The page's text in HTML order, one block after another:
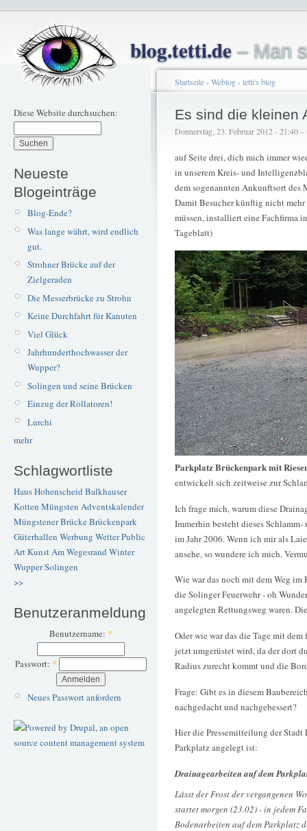
blog.tetti.de– Man
Diese Website durchsuchen:
Neueste
Blogeinträge
Blog-Ende?
Was lange währt, wird endlich
gut.
Strohner Brücke auf der
Zielgeraden
Die Messerbrücke zu Strohn
Keine Durchfahrt für Kanuten
Viel Glück
Jahrhunderthochwasser der
Wupper?
Solingen und seine Brücken
Einzug der Rollatoren!
Lurchi
mehr
Schlagwortliste
Haus Hohenscheid Balkhauser
Kotten Müngsten Adventskalender
Müngstener BrückeBrückenpark
Güterhallen Werbung WetterPublic
ArtKunstAm Wegesrand Winter
WupperSolingen
>>
Benutzeranmeldung
Benutzername: *
Passwort: *
Neues Passwort anfordern
Startseite› Weblog› tetti's blog
Es sind die kleinen
Donnerstag, 23. Februar 2012 - 21:40 –
auf Seite drei, dich mich immer
in unserem Kreis- und
dem sogenannten Ankunftsort
Damit Besucher künftig nicht
müssen, installiert eine Fachfirma
Tageblatt)
Parkplatz Brückenpark mit
entwickelt sich zeitweise zur
Ich frage mich, warum diese
Immerhin besteht dieses
im Jahr 2006. Wenn ich mir als
ansehe, so wundere ich mich.
Wie war das noch mit dem Weg
die Solinger Feuerwehr - oh
angelegten Rettungsweg waren.
Oder wie war das die Tage mit
jetzt umgerüstet wird, da der dort
Radius zurecht kommt und die
Frage: Gibt es in diesem
nachgedacht und nachgebessert?
Hier die Pressemitteilung der
Parkplatz angelegt ist:
Drainagearbeiten auf dem
Lässt der Frost der vergangenen
startet morgen (23.02) - in jedem
Bodenarbeiten auf dem Parkplatz